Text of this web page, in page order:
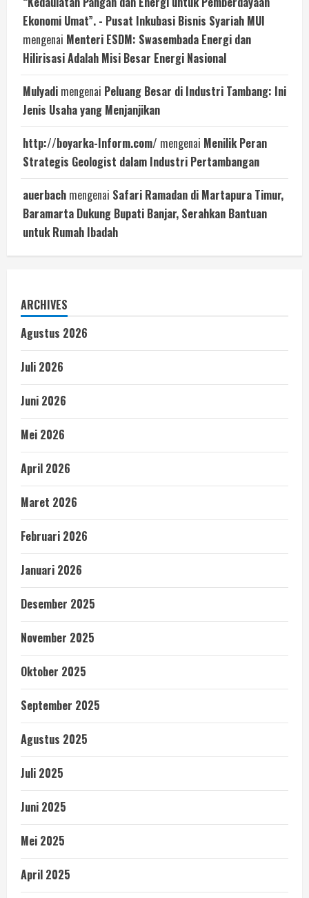
Ekonomi Umat”. - Pusat Inkubasi Bisnis Syariah MUI
mengenai Menteri ESDM: Swasembada Energi dan
Hilirisasi Adalah Misi Besar Energi Nasional
Mulyadi mengenai Peluang Besar di Industri Tambang: Ini
Jenis Usaha yang Menjanjikan
http://boyarka-Inform.com/ mengenai Menilik Peran
Strategis Geologist dalam Industri Pertambangan
auerbach mengenai Safari Ramadan di Martapura Timur,
Baramarta Dukung Bupati Banjar, Serahkan Bantuan
untuk Rumah Ibadah
ARCHIVES
Agustus 2026
Juli 2026
Juni 2026
Mei 2026
April 2026
Maret 2026
Februari 2026
Januari 2026
Desember 2025
November 2025
Oktober 2025
September 2025
Agustus 2025
Juli 2025
Juni 2025
Mei 2025
April 2025